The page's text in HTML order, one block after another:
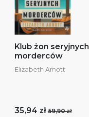
Klub żon seryjnych
morderców
Elizabeth Arnott
35,94 zł 59,90 zł